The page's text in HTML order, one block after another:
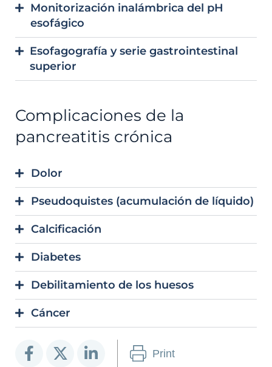
Monitorización inalámbrica del pH
esofágico
Esofagografía y serie gastrointestinal
superior
Complicaciones de la
pancreatitis crónica
Dolor
Pseudoquistes (acumulación de líquido)
Calcificación
Diabetes
Debilitamiento de los huesos
Cáncer
Print